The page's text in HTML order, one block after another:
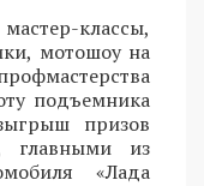
классы,
мотошоу на
подъемника
призов
главными из
«Лада